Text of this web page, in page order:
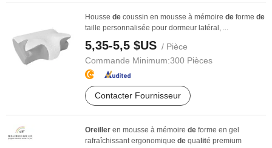
Housse de coussin en mousse à mémoire de forme de
taille personnalisée pour dormeur latéral, ...
5,35-5,5 $US / Pièce
Commande Minimum:300 Pièces
Contacter Fournisseur
Oreiller en mousse à mémoire de forme en gel
rafraîchissant ergonomique de qua lité premium